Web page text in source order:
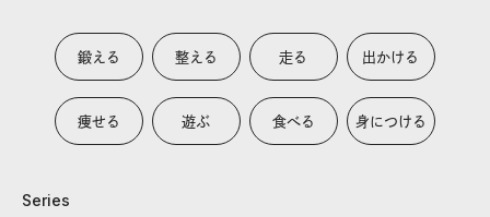
鍛える 整える 走る 出かける
痩せる 遊ぶ 食べる 身につける
Series